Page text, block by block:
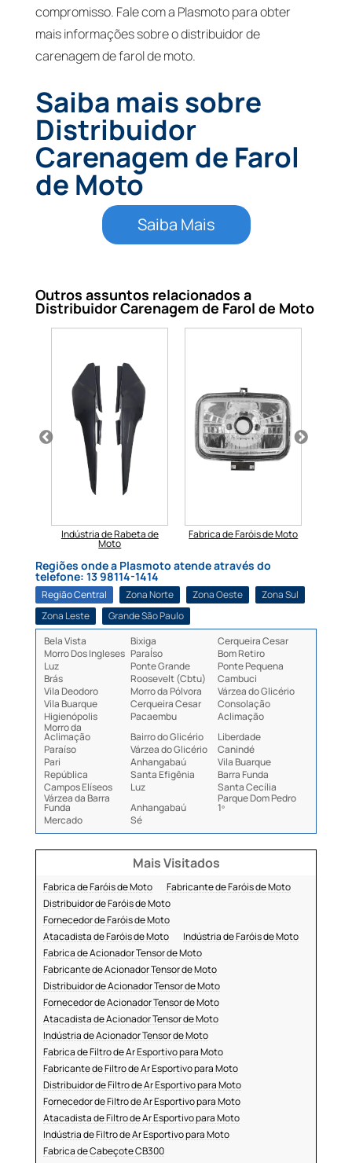
compromisso. Fale com a Plasmoto para obter
mais informações sobre o distribuidor de
carenagem de farol de moto.
Saiba mais sobre
Distribuidor
Carenagem de Farol
de Moto
Saiba Mais
Outros assuntos relacionados a
Distribuidor Carenagem de Farol de Moto
Indústria de Rabeta de
Moto
Fabrica de Faróis de Moto
Regiões onde a Plasmoto atende através do
telefone: 13 98114-1414
Região Central Zona Norte Zona Oeste
Zona Sul
Zona Leste
Grande São Paulo
Bela Vista
Bixiga
Cerqueira Cesar
Morro Dos Ingleses ParaÍso
Bom Retiro
Luz
Ponte Grande
Ponte Pequena
Brás
Roosevelt (Cbtu)
Cambuci
Vila Deodoro
Morro da Pólvora
Várzea do Glicério
Vila Buarque
Cerqueira Cesar
Consolação
Higienópolis
Pacaembu
Aclimação
Morro da
Aclimação Bairro do Glicério
Liberdade
Paraíso
Várzea do Glicério
Canindé
Pari
Anhangabaú
Vila Buarque
República
Santa Efigênia
Barra Funda
Campos Elíseos
Luz
Santa Cecília
Várzea da Barra
Funda Anhangabaú
Parque Dom Pedro
1º
Mercado
Sé
Mais Visitados
Fabrica de Faróis de Moto
Fabricante de Faróis de Moto
Distribuidor de Faróis de Moto
Fornecedor de Faróis de Moto
Atacadista de Faróis de Moto
Indústria de Faróis de Moto
Fabrica de Acionador Tensor de Moto
Fabricante de Acionador Tensor de Moto
Distribuidor de Acionador Tensor de Moto
Fornecedor de Acionador Tensor de Moto
Atacadista de Acionador Tensor de Moto
Indústria de Acionador Tensor de Moto
Fabrica de Filtro de Ar Esportivo para Moto
Fabricante de Filtro de Ar Esportivo para Moto
Distribuidor de Filtro de Ar Esportivo para Moto
Fornecedor de Filtro de Ar Esportivo para Moto
Atacadista de Filtro de Ar Esportivo para Moto
Indústria de Filtro de Ar Esportivo para Moto
Fabrica de Cabeçote CB300